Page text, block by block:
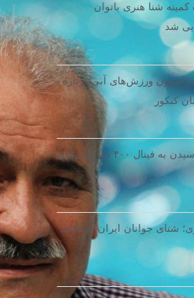
شنا هنری بانوان
شد
ورزش‌های آبی درباره
کنکور
محمد قاسمی: هدفم رسیدن به فینال ۴۰۰ متر بازی‌های
شنای جوانان ایران در تایلند